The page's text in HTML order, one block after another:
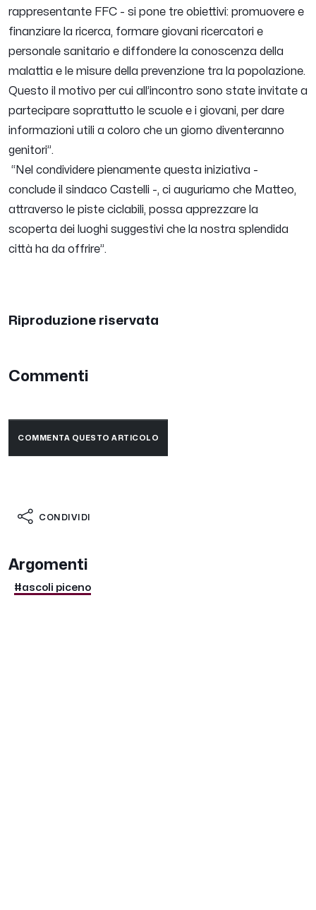
rappresentante FFC - si pone tre obiettivi: promuovere e
finanziare la ricerca, formare giovani ricercatori e
personale sanitario e diffondere la conoscenza della
malattia e le misure della prevenzione tra la popolazione.
Questo il motivo per cui all’incontro sono state invitate a
partecipare soprattutto le scuole e i giovani, per dare
informazioni utili a coloro che un giorno diventeranno
genitori”.
“ Nel condividere pienamente questa iniziativa -
conclude il sindaco Castelli -, ci auguriamo che Matteo,
attraverso le piste ciclabili, possa apprezzare la
scoperta dei luoghi suggestivi che la nostra splendida
città ha da offrire”.
Riproduzione riservata
Commenti
COMMENTA QUESTO ARTICOLO
CONDIVIDI
Argomenti
#ascoli piceno